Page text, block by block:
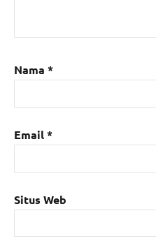
Nama *
Email*
Situs Web